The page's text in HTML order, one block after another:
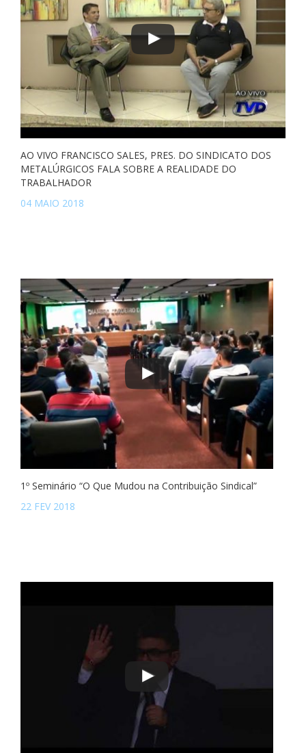
AO VIVO FRANCISCO SALES, PRES. DO SINDICATO DOS
METALÚRGICOS FALA SOBRE A REALIDADE DO
TRABALHADOR
04 MAIO 2018
1º Seminário “O Que Mudou na Contribuição Sindical”
22 FEV 2018